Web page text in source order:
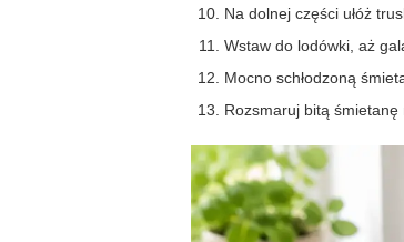
Na dolnej części ułóż
Wstaw do lodówki, aż
Mocno schłodzoną
Rozsmaruj bitą śmietanę